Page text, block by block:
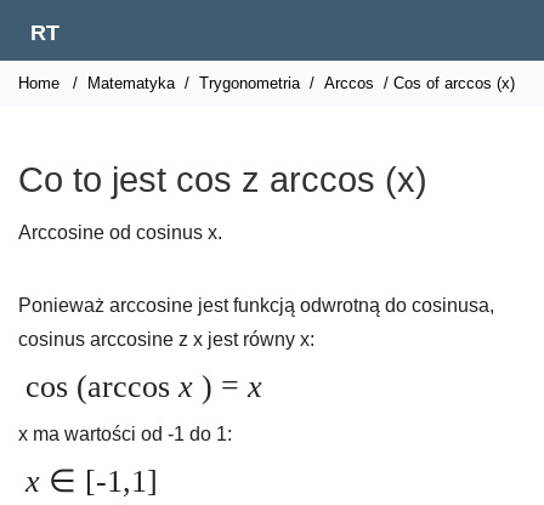
RT
Home / Matematyka / Trygonometria / Arccos / Cos of arccos (x)
Co to jest cos z arccos (x)
Arccosine od cosinus x.
Ponieważ arccosine jest funkcją odwrotną do cosinusa,
cosinus arccosine z x jest równy x:
cos (arccosx ) =x
x ma wartości od -1 do 1:
x ∈ [-1,1]